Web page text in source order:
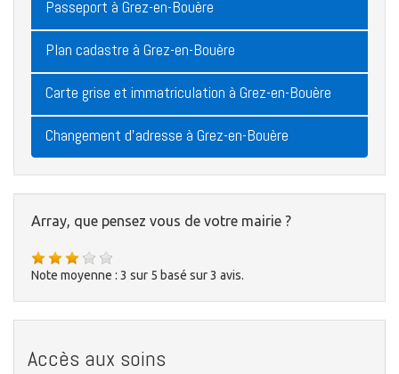
Passeport à Grez-en-Bouère
Plan cadastre à Grez-en-Bouère
Carte grise et immatriculation à Grez-en-Bouère
Changement d'adresse à Grez-en-Bouère
Array, que pensez vous de votre mairie ?
Note moyenne : 3 sur 5 basé sur3 avis.
Accès aux soins